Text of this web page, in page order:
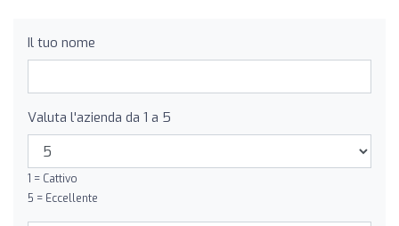
Il tuo nome
Valuta l'azienda da 1 a 5
1 = Cattivo
5 = Eccellente